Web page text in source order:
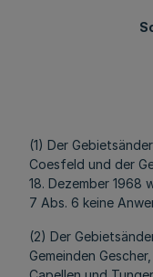
(1) Der
Coesfeld und der
18. Dezember 1968
7 Abs. 6 keine
(2) Der
Gemeinden